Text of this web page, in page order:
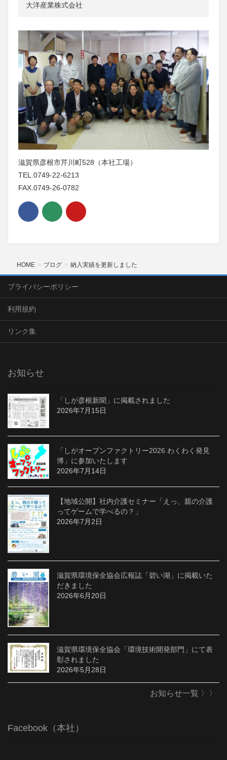
大洋産業株式会社
滋賀県彦根市芹川町528（本社工場）
TEL.0749-22-6213
FAX.0749-26-0782
HOME ブログ 納入実績を更新しました
プライバシーポリシー
利用規約
リンク集
お知らせ
「しが彦根新聞」に掲載されました
2026年7月15日
「しがオープンファクトリー2026 わくわく発見
博」に参加いたします
2026年7月14日
【地域公開】社内介護セミナー「えっ、親の介護
ってゲームで学べるの？」
2026年7月2日
滋賀県環境保全協会広報誌「碧い湖」に掲載いた
だきました
2026年6月20日
滋賀県環境保全協会「環境技術開発部門」にて表
彰されました
2026年5月28日
お知らせ一覧 〉〉
Facebook（本社）